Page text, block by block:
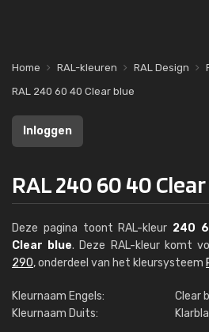
Home RAL-kleuren RAL Design
RAL 240 60 40 Clear blue
Inloggen
RAL 240 60 40
Deze pagina toont RAL-kleur 240
Clear blue. Deze RAL-kleur komt
290, onderdeel van het kleursysteem
Kleurnaam Engels:
Clear
Kleurnaam Duits: